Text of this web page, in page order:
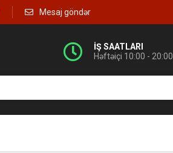
Mesaj göndər
İŞ SAATLARI
Həftəiçi 10:00 - 20:00